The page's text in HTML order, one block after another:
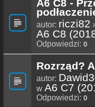
A6 C8 -
autor: riczi82
A6 C8
Odpowiedzi: 0
Rozrząd?
autor:
w A6 C7
Odpowiedzi: 0